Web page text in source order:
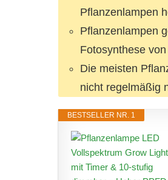
Pflanzenlampen
Pflanzenlampen
Fotosynthese
Die meisten
nicht regelmäßig
BESTSELLER NR. 1